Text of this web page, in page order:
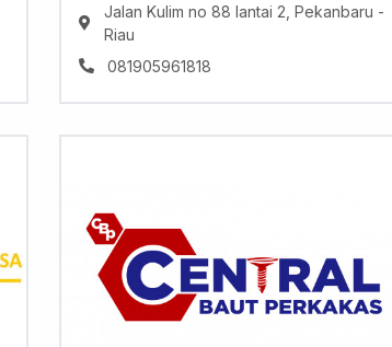
Jalan Kulim no 88 lantai 2, Pekanbaru -
Riau
081905961818